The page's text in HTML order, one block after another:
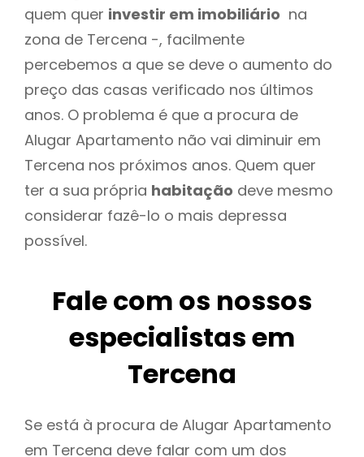
quem quer investir em imobiliário na
zona de Tercena -, facilmente
percebemos a que se deve o aumento do
preço das casas verificado nos últimos
anos. O problema é que a procura de
Alugar Apartamento não vai diminuir em
Tercena nos próximos anos. Quem quer
ter a sua própria habitação deve mesmo
considerar fazê-lo o mais depressa
possível.
Fale com os nossos
especialistas em
Tercena
Se está à procura de Alugar Apartamento
em Tercena deve falar com um dos